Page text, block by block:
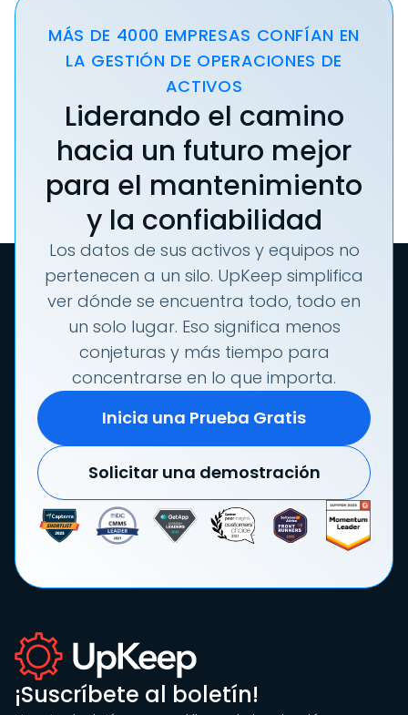
MÁS DE 4000 EMPRESAS CONFÍAN EN
LA GESTIÓN DE OPERACIONES DE
ACTIVOS
Liderando el camino
hacia un futuro mejor
para el mantenimiento
y la confiabilidad
Los datos de sus activos y equipos no
pertenecen a un silo. UpKeep simplifica
ver dónde se encuentra todo, todo en
un solo lugar. Eso significa menos
conjeturas y más tiempo para
concentrarse en lo que importa.
Inicia una Prueba Gratis
Solicitar una demostración
¡Suscríbete al boletín!